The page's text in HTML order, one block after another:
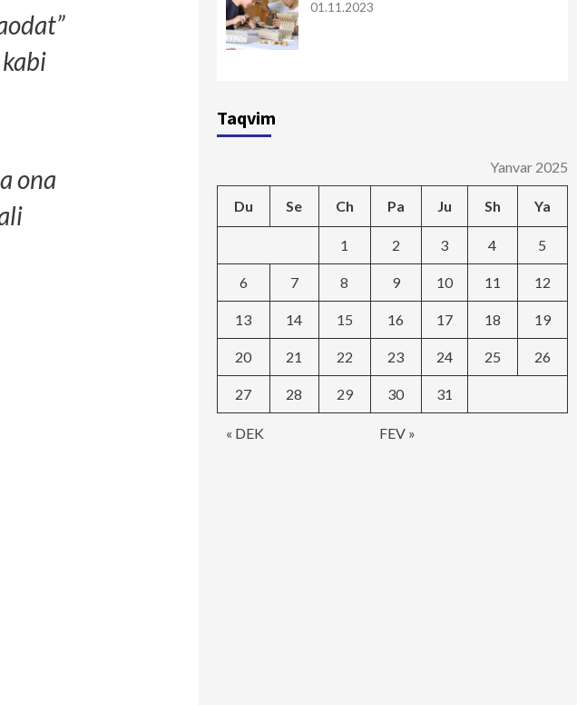
ona
01.11.2023
Taqvim
Yanvar 2025
Du Se Ch Pa Ju Sh Ya
« DEK FEV »
1 2 3 4 5
6 7 8 9 10 11 12
13 14 15 16 17 18 19
20 21 22 23 24 25 26
27 28 29 30 31